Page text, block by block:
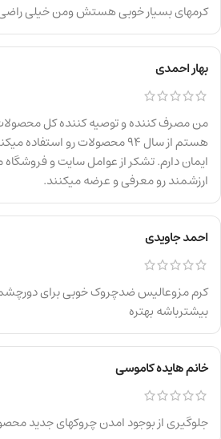
کرمهای بسیار خوبی هستش ومن خیلی
بهار احمدی
من مصرف کننده و توصیه کننده کل
هستم از سال 94 محصولات رو
ایمان دارم. تشکر از عوامل سایت و
ارزشمند رو معرفی و عرضه میکنند.
احمد جاویدی
کرم مزوعالیس ضدچروک خوبی برای
بیشترباشه بهتره
خانم هایده کاموسی
جلوگیری از بوجود امدن چروکهای جدید